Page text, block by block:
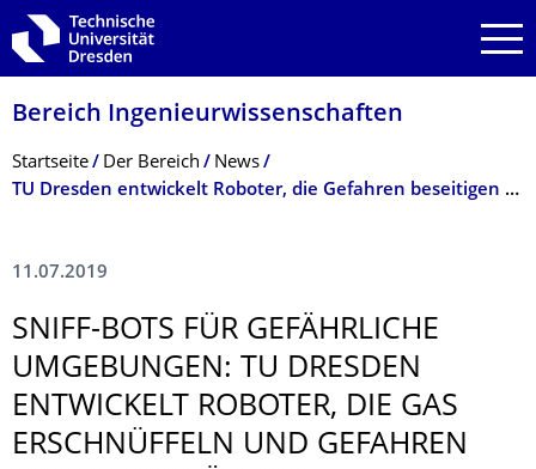
Zur Hauptnavigation springen
Zur Suche springen
Zum Inhalt springen
Bereich Ingenieur­wissen­schaften
Breadcrumb-Menü
Startseite Der Bereich
News
TU Dresden entwickelt Roboter, die Gefahren beseitigen können
11.07.2019
SNIFF-BOTS FÜR GEFÄHRLICHE
UMGEBUNGEN: TU DRESDEN
ENTWICKELT ROBOTER, DIE GAS
ERSCHNÜFFELN UND GEFAHREN